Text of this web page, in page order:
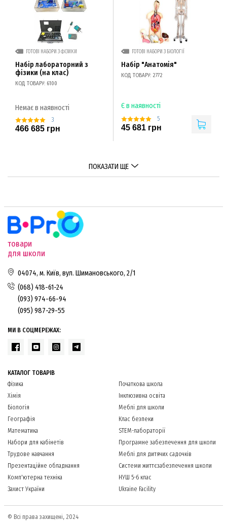
ГОТОВІ НАБОРИ З ФІЗИКИ
Набір лабораторний з
фізики (на клас)
КОД ТОВАРУ: 6100
Немає в наявності
3
466 685 грн
ГОТОВІ НАБОРИ З БІОЛОГІЇ
Набір "Анатомія"
КОД ТОВАРУ: 2772
Є в наявності
5
45 681 грн
ПОКАЗАТИ ЩЕ
товари
для школи
04074, м. Київ, вул. Шимановського, 2/1
(068) 418-61-24
(093) 974-66-94
(095) 987-29-55
МИ В СОЦМЕРЕЖАХ:
КАТАЛОГ ТОВАРІВ
Фізика
Хімія
Біологія
Географія
Математика
Набори для кабінетів
Трудове навчання
Презентаційне обладнання
Комп'ютерна техніка
Захист України
Початкова школа
Інклюзивна освіта
Меблі для школи
Клас безпеки
STEM-лабораторії
Програмне забезпечення для школи
Меблі для дитячих садочків
Системи життєзабезпечення школи
НУШ 5-6 клас
Ukraine Facility
© Всі права захищені, 2024